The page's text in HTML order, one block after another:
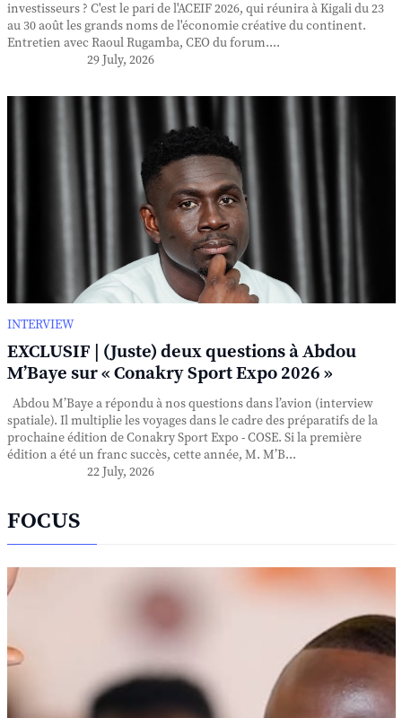
investisseurs ? C'est le pari de l'ACEIF 2026, qui réunira à Kigali du 23
au 30 août les grands noms de l'économie créative du continent.
Entretien avec Raoul Rugamba, CEO du forum....
29 July, 2026
INTERVIEW
EXCLUSIF | (Juste) deux questions à Abdou
M’Baye sur « Conakry Sport Expo 2026 »
Abdou M’Baye a répondu à nos questions dans l’avion (interview
spatiale). Il multiplie les voyages dans le cadre des préparatifs de la
prochaine édition de Conakry Sport Expo - COSE. Si la première
édition a été un franc succès, cette année, M. M’B...
22 July, 2026
FOCUS